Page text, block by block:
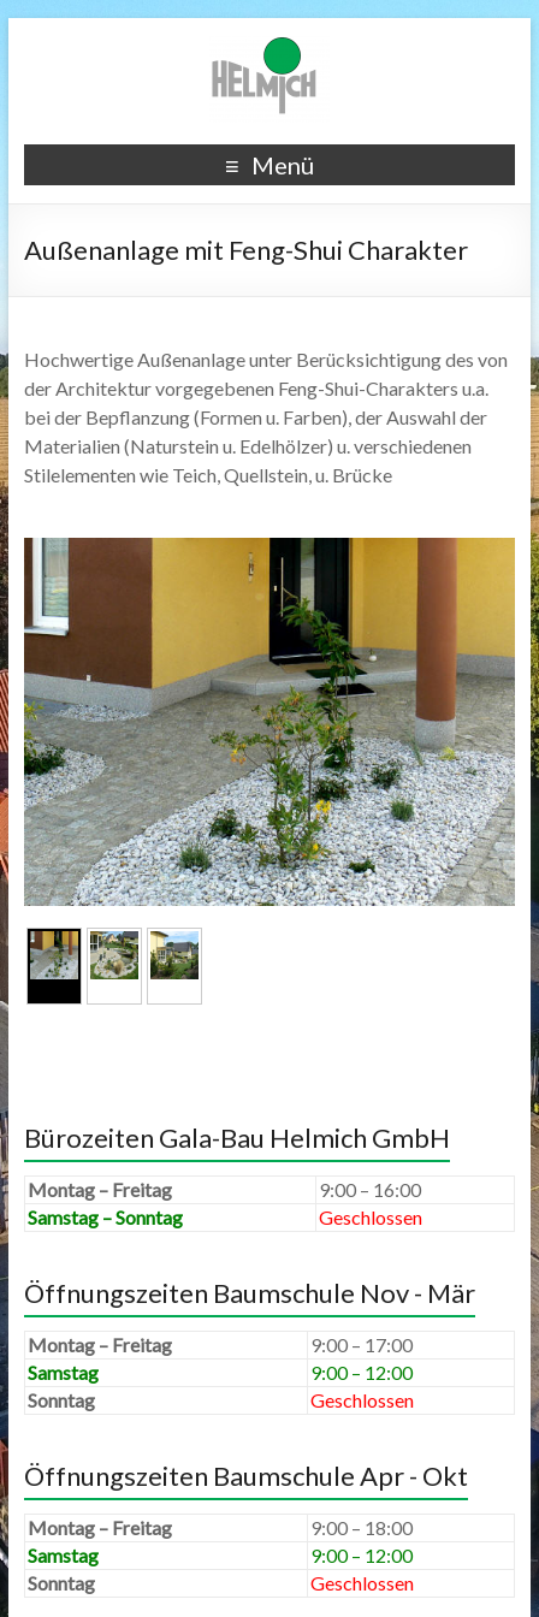
Menü
Außenanlage mit Feng-Shui Charakter
Hochwertige Außenanlage unter Berücksichtigung des von
der Architektur vorgegebenen Feng-Shui-Charakters u.a.
bei der Bepflanzung (Formen u. Farben), der Auswahl der
Materialien (Naturstein u. Edelhölzer) u. verschiedenen
Stilelementen wie Teich, Quellstein, u. Brücke
Bürozeiten Gala-Bau Helmich GmbH
Montag – Freitag
9:00 – 16:00
Samstag – Sonntag
Geschlossen
Öffnungszeiten Baumschule Nov - Mär
Montag – Freitag
9:00 – 17:00
Samstag
9:00 – 12:00
Sonntag
Geschlossen
Öffnungszeiten Baumschule Apr - Okt
Montag – Freitag
9:00 – 18:00
Samstag
9:00 – 12:00
Sonntag
Geschlossen